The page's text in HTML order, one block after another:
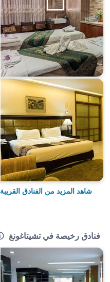
شاهد المزيد من الفنادق القريبة
فنادق رخيصة في تشيتاغونغ